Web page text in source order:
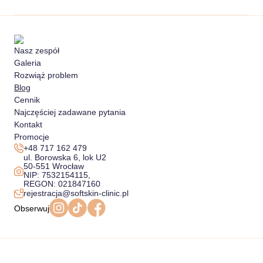
Nasz zespół
Galeria
Rozwiąż problem
Blog
Cennik
Najczęściej zadawane pytania
Kontakt
Promocje
+48 717 162 479
ul. Borowska 6, lok U2
50-551 Wrocław
NIP: 7532154115,
REGON: 021847160
rejestracja@softskin-clinic.pl
Obserwuj